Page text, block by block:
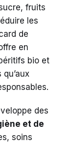
fruits
les
de
en
bio et
des
et de
soins